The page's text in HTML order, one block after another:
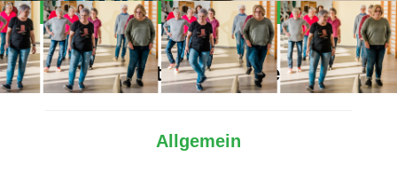
Alles Wichtige auf einen Blick
Allgemein